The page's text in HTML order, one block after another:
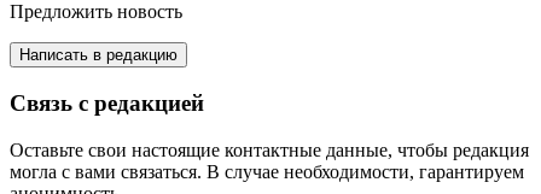
Предложить новость
Написать в редакцию
Связь с редакцией
Оставьте свои настоящие контактные данные, чтобы редакция
могла с вами связаться. В случае необходимости, гарантируем